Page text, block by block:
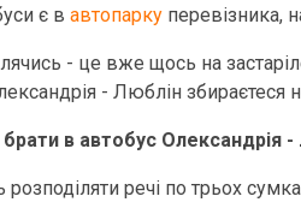
є в автопарку перевізника,
- це вже щось на
- Люблін збираєтеся
в автобус Олександрія -
речі по трьох